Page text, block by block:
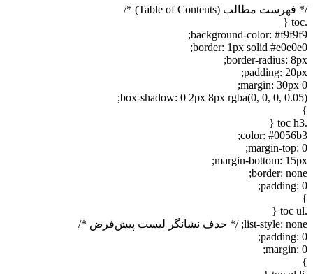
/* فهرست مطالب (Table of Contents) */
.toc {
background-color: #f9f9f9;
border: 1px solid #e0e0e0;
border-radius: 8px;
padding: 20px;
margin: 30px 0;
box-shadow: 0 2px 8px rgba(0, 0, 0, 0.05);
}
.toc h3 {
color: #0056b3;
margin-top: 0;
margin-bottom: 15px;
border: none;
padding: 0;
}
.toc ul {
list-style: none; /* حذف نشانگر لیست پیش‌فرض */
padding: 0;
margin: 0;
}